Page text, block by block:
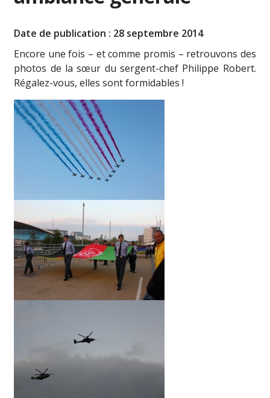
Date de publication : 28 septembre 2014
Encore une fois – et comme promis – retrouvons des
photos de la sœur du sergent-chef Philippe Robert.
Régalez-vous, elles sont formidables !